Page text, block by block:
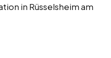
in Rüsselsheim am